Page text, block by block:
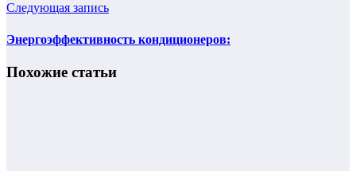
Следующая запись
Энергоэффективность кондиционеров:
Похожие статьи